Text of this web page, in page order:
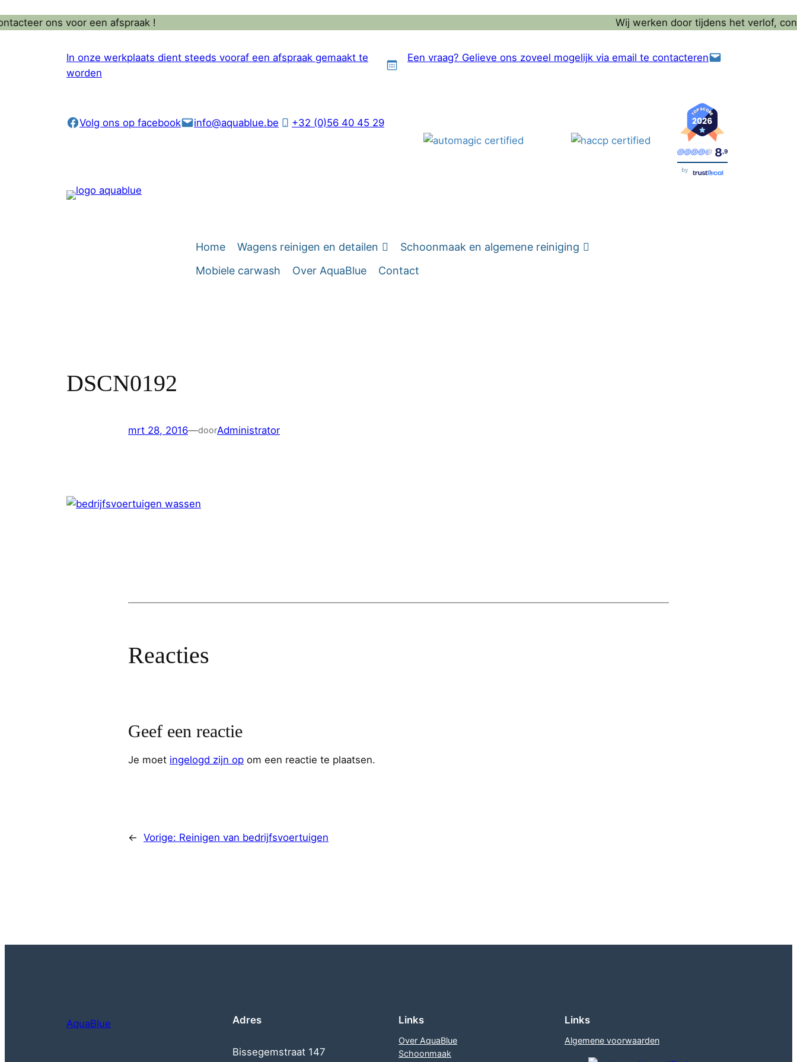
Ga
naar
ons voor een afspraak ! Wij werken door tijdens het verlof,
In onze werkplaats dient steeds vooraf een afspraak gemaakt te
worden
Een vraag? Gelieve ons zoveel mogelijk via email te contacteren
Volg ons op facebook info@aquablue.be +32 (0)56 40 45 29
8,9
by
Home Wagens reinigen en detailen
Schoonmaak en algemene reiniging
Mobiele carwash
Over AquaBlue Contact
DSCN0192
mrt 28, 2016—doorAdministrator
Reacties
Geef een reactie
Je moet ingelogd zijn op om een reactie te plaatsen.
← Vorige: Reinigen van bedrijfsvoertuigen
AquaBlue Adres
Bissegemstraat 147
Links
Over AquaBlue
Schoonmaak
Links
Algemene voorwaarden